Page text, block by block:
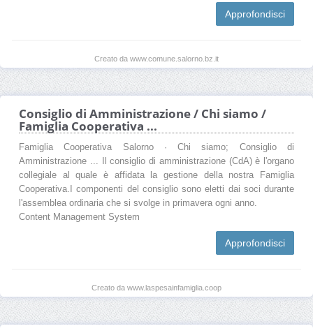
Approfondisci
Creato da www.comune.salorno.bz.it
Consiglio di Amministrazione / Chi siamo /
Famiglia Cooperativa ...
Famiglia Cooperativa Salorno · Chi siamo; Consiglio di
Amministrazione ... Il consiglio di amministrazione (CdA) è l'organo
collegiale al quale è affidata la gestione della nostra Famiglia
Cooperativa.I componenti del consiglio sono eletti dai soci durante
l'assemblea ordinaria che si svolge in primavera ogni anno.
Content Management System
Approfondisci
Creato da www.laspesainfamiglia.coop